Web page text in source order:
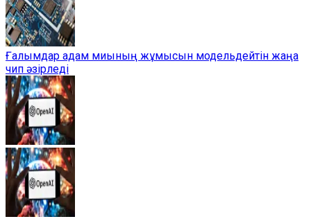
Ғалымдар адам миының жұмысын модельдейтін жаңа
чип әзірледі